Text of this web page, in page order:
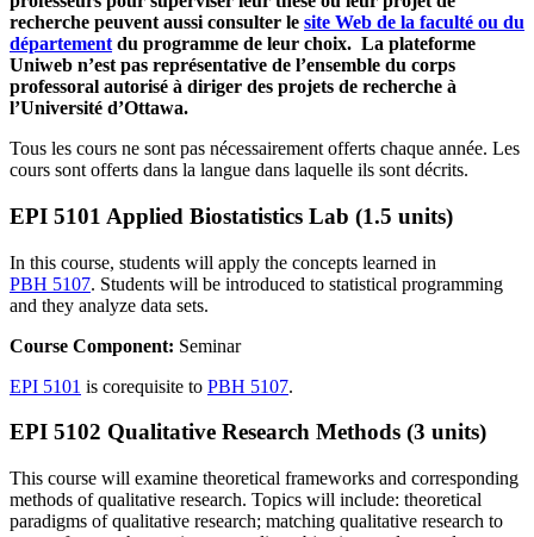
recherche peuvent aussi consulter le site Web de la faculté ou du
département du programme de leur choix. La plateforme
Uniweb n’est pas représentative de l’ensemble du corps
professoral autorisé à diriger des projets de recherche à
l’Université d’Ottawa.
Tous les cours ne sont pas nécessairement offerts chaque année. Les
cours sont offerts dans la langue dans laquelle ils sont décrits.
EPI 5101 Applied Biostatistics Lab (1.5 units)
In this course, students will apply the concepts learned in
PBH 5107. Students will be introduced to statistical programming
and they analyze data sets.
Course Component: Seminar
EPI 5101 is corequisite to PBH 5107.
EPI 5102 Qualitative Research Methods (3 units)
This course will examine theoretical frameworks and corresponding
methods of qualitative research. Topics will include: theoretical
paradigms of qualitative research; matching qualitative research to